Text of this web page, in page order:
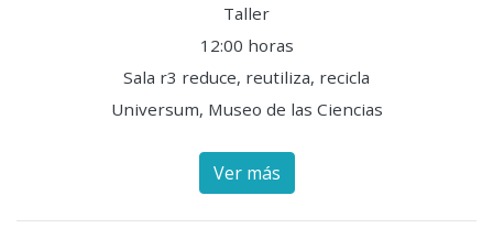
Taller
12:00 horas
Sala r3 reduce, reutiliza, recicla
Universum, Museo de las Ciencias
Ver más